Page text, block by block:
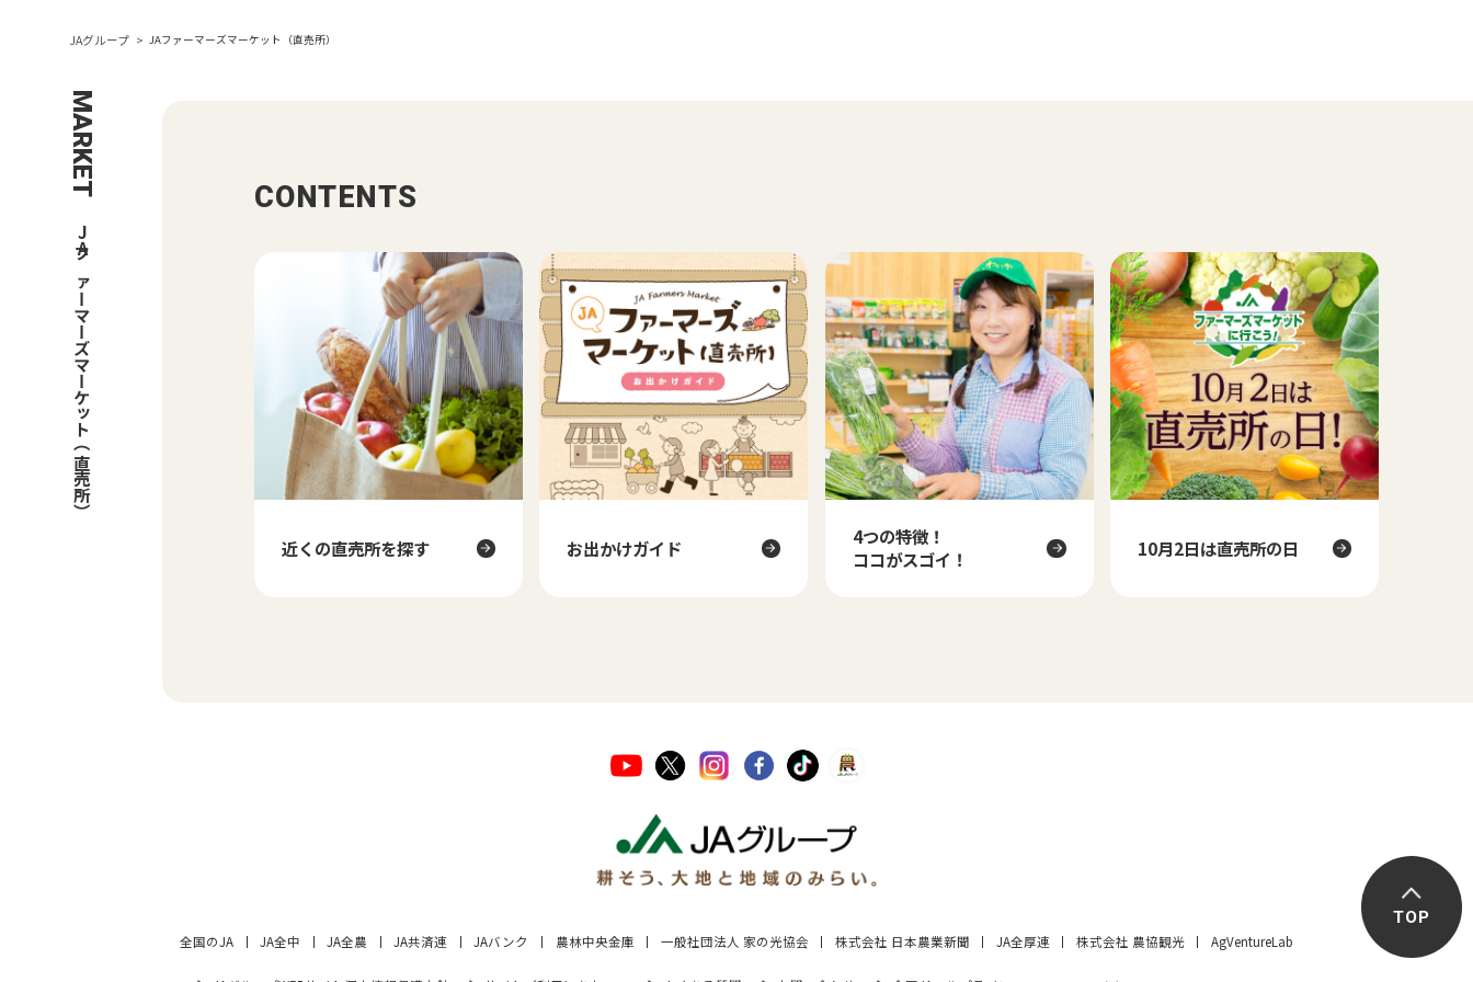
JAグループ JAファーマーズマーケット（直売所）
MARKET
JAファーマーズマーケット（直売所）
CONTENTS
近くの直売所を探す お出かけガイド
4つの特徴！
ココがスゴイ！
10月2日は直売所の日
全国のJA JA全中 JA全農 JA共済連 JAバンク 農林中央金庫 一般社団法人 家の光協会 株式会社 日本農業新聞 JA全厚連 株式会社 農協観光 AgVentureLab
TOP